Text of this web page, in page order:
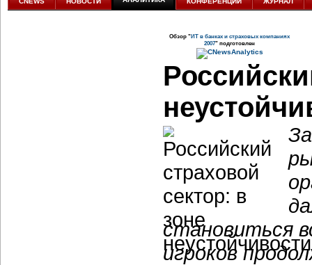
Обзор "ИТ в банках и страховых компаниях
2007" подготовлен
становиться
игроков